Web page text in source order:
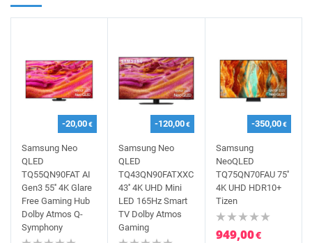
-20,00€
Samsung Neo
QLED
TQ55QN90FAT AI
Gen3 55'' 4K Glare
Free Gaming Hub
Dolby Atmos Q-
Symphony
-120,00€
Samsung Neo
QLED
TQ43QN90FATXXC
43'' 4K UHD Mini
LED 165Hz Smart
TV Dolby Atmos
Gaming
-350,00€
Samsung
NeoQLED
TQ75QN70FAU 75''
4K UHD HDR10+
Tizen
949,00€